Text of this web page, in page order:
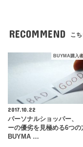
RECOMMEND こ
BUYMA購入
2017.10.22
パーソナルショッパー、
ーの優劣を見極める6つの
BUYMA …